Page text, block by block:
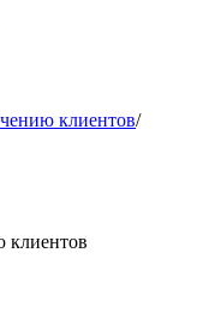
клиентов/
клиентов